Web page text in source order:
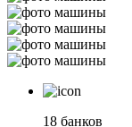
18 банков